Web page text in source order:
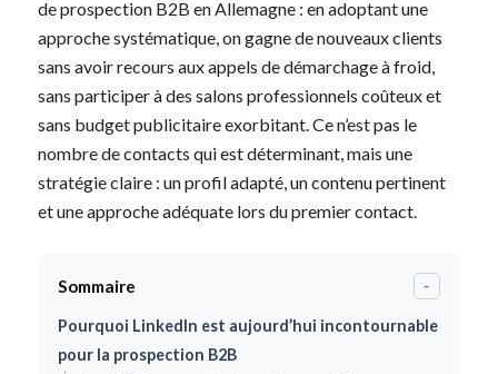
de prospection B2B en Allemagne : en adoptant une
approche systématique, on gagne de nouveaux clients
sans avoir recours aux appels de démarchage à froid,
sans participer à des salons professionnels coûteux et
sans budget publicitaire exorbitant. Ce n’est pas le
nombre de contacts qui est déterminant, mais une
stratégie claire : un profil adapté, un contenu pertinent
et une approche adéquate lors du premier contact.
Sommaire -
Pourquoi LinkedIn est aujourd’hui incontournable
pour la prospection B2B